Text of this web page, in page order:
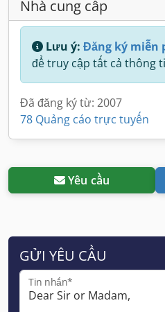
Nhà cung cấp
Lưu ý: Đăng ký miễn
để truy cập tất cả thông
Đã đăng ký từ: 2007
78 Quảng cáo trực tuyến
Yêu cầu
GỬI YÊU CẦU
Tin nhắn*